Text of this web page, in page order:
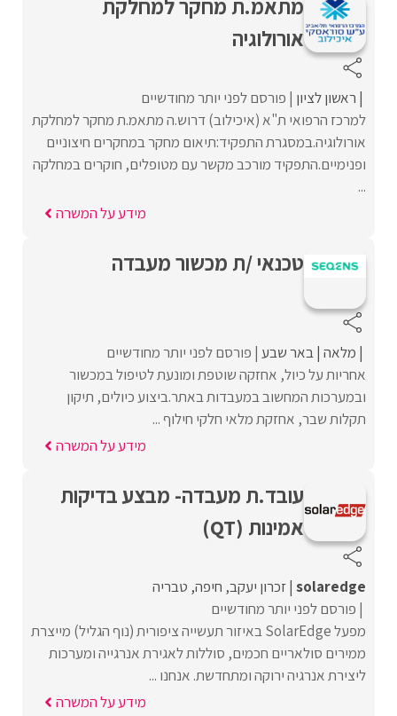
מתאמ.ת מחקר למחלקת
אורולוגיה
ראשון לציון פורסם לפני יותר מחודשיים
למרכז הרפואי ת"א (איכילוב) דרוש.ה מתאמ.ת מחקר למחלקת
אורולוגיה.במסגרת התפקיד:תיאום מחקר במחקרים חיצוניים
ופנימיים.התפקיד מורכב מקשר עם מטופלים, חוקרים במחלקה
...
מידע על המשרה
טכנאי /ת מכשור מעבדה
מלאה באר שבע פורסם לפני יותר מחודשיים
אחריות על כיול, אחזקה שוטפת ומונעת לטיפול במכשור
ובמערכות המחשוב במעבדות באתר.ביצוע כיולים, תיקון
תקלות שבר, אחזקת מלאי חלקי חילוף ...
מידע על המשרה
עובד.ת מעבדה- מבצע בדיקות
אמינות (QT)
solaredge זכרון יעקב חיפה טבריה
פורסם לפני יותר מחודשיים
מפעל SolarEdge באיזור תעשייה ציפורית (נוף הגליל) מייצרת
ממירים סולאריים חכמים, סוללות לאגירת אנרגייה ומערכות
ליצירת אנרגיה ירוקה ומתחדשת. אנחנו ...
מידע על המשרה